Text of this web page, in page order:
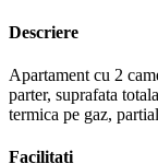
Descriere
Apartament cu 2
parter, suprafata
termica pe gaz,
Facilitati